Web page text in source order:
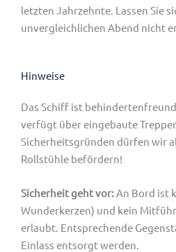
letzten Jahrzehnte. Lassen Sie
unvergleichlichen Abend nicht
Hinweise
Das Schiff ist
verfügt über eingebaute
Sicherheitsgründen dürfen wir
Rollstühle befördern!
Sicherheit geht vor: An Bord ist
Wunderkerzen) und kein
erlaubt. Entsprechende
Einlass entsorgt werden.